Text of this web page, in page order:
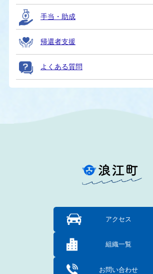
手当・助成
帰還者支援
よくある質問
アクセス
組織一覧
お問い合わせ